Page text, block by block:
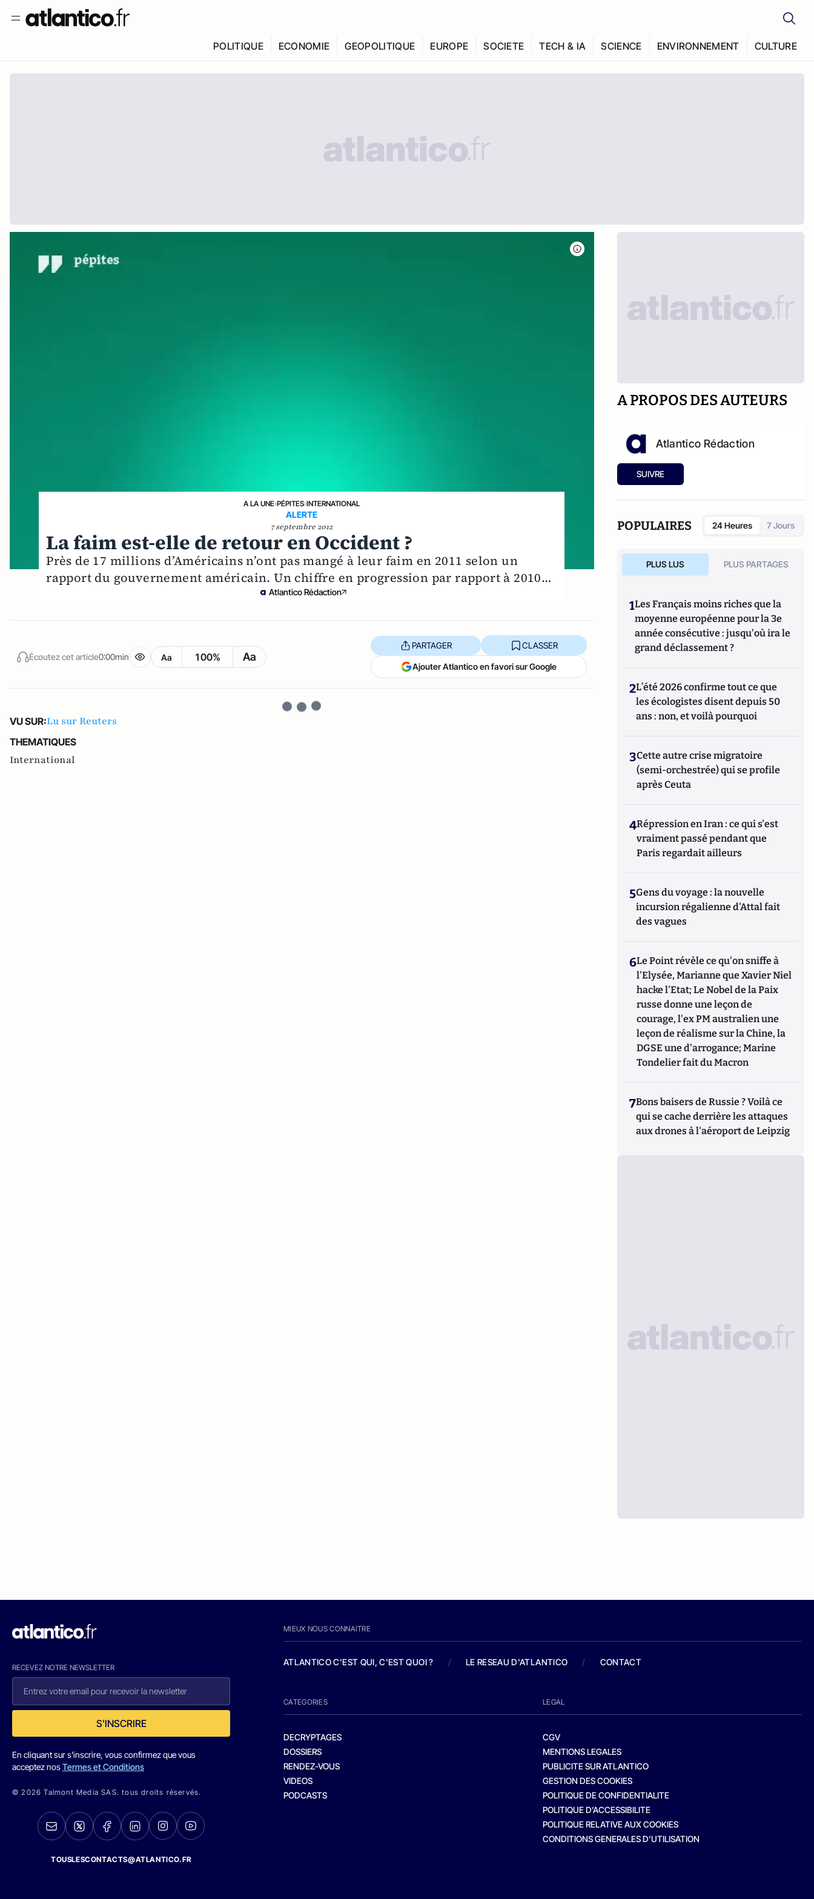
POLITIQUE ECONOMIE GEOPOLITIQUE EUROPE SOCIETE TECH & IA SCIENCE ENVIRONNEMENT CULTURE
A LA UNE›PÉPITES›INTERNATIONAL
ALERTE
7 septembre 2012
La faim est-elle de retour en Occident ?
Près de 17 millions d’Américains n’ont pas mangé à leur faim en 2011 selon un
rapport du gouvernement américain. Un chiffre en progression par rapport à 2010…
Atlantico Rédaction
Écoutez cet article0:00min Aa 100% Aa
PARTAGER CLASSER
Ajouter Atlantico en favori sur Google
VU SUR:Lu sur Reuters
THEMATIQUES
International
A PROPOS DES AUTEURS
Atlantico Rédaction
SUIVRE
POPULAIRES 24 Heures 7 Jours
PLUS LUS PLUS PARTAGES
1Les Français moins riches que la
moyenne européenne pour la 3e
année consécutive : jusqu'où ira le
grand déclassement ?
2L’été 2026 confirme tout ce que
les écologistes disent depuis 50
ans : non, et voilà pourquoi
3Cette autre crise migratoire
(semi-orchestrée) qui se profile
après Ceuta
4Répression en Iran : ce qui s'est
vraiment passé pendant que
Paris regardait ailleurs
5Gens du voyage : la nouvelle
incursion régalienne d'Attal fait
des vagues
6Le Point révèle ce qu'on sniffe à
l'Elysée, Marianne que Xavier Niel
hacke l'Etat; Le Nobel de la Paix
russe donne une leçon de
courage, l'ex PM australien une
leçon de réalisme sur la Chine, la
DGSE une d'arrogance; Marine
Tondelier fait du Macron
7Bons baisers de Russie ? Voilà ce
qui se cache derrière les attaques
aux drones à l'aéroport de Leipzig
RECEVEZ NOTRE NEWSLETTER
S'INSCRIRE
En cliquant sur s'inscrire, vous confirmez que vous
acceptez nosTermes et Conditions
© 2026 Talmont Media SAS. tous droits réservés.
TOUSLESCONTACTS@ATLANTICO.FR
MIEUX NOUS CONNAITRE
ATLANTICO C'EST QUI, C'EST QUOI ? / LE RESEAU D'ATLANTICO / CONTACT
CATEGORIES
DECRYPTAGES
DOSSIERS
RENDEZ-VOUS
VIDEOS
PODCASTS
LEGAL
CGV
MENTIONS LEGALES
PUBLICITE SUR ATLANTICO
GESTION DES COOKIES
POLITIQUE DE CONFIDENTIALITE
POLITIQUE D’ACCESSIBILITE
POLITIQUE RELATIVE AUX COOKIES
CONDITIONS GENERALES D’UTILISATION